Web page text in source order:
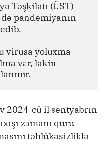
Təşkilatı (ÜST)
pandemiyanın
virusa yoluxma
var, lakin
2024-cü il sentyabrın
zamanı quru
təhlükəsizliklə